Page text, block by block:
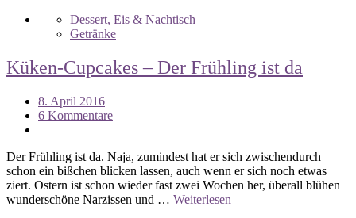
Dessert, Eis & Nachtisch
Getränke
Küken-Cupcakes – Der Frühling ist da
8. April 2016
6 Kommentare
Der Frühling ist da. Naja, zumindest hat er sich zwischendurch
schon ein bißchen blicken lassen, auch wenn er sich noch etwas
ziert. Ostern ist schon wieder fast zwei Wochen her, überall blühen
wunderschöne Narzissen und … Weiterlesen